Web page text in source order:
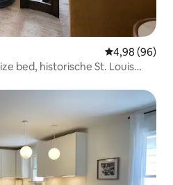
Gemiddelde
4,98 (96)
bed, historische St. Louis